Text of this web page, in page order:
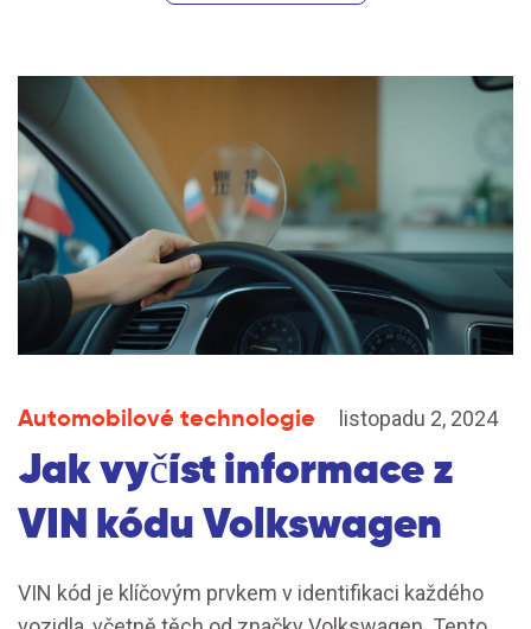
Automobilové technologie listopadu 2, 2024
Jak vyčíst informace z
VIN kódu Volkswagen
VIN kód je klíčovým prvkem v identifikaci každého